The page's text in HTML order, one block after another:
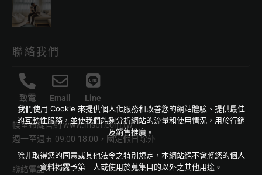
聯絡我們
致電 Email Line
幔室布緹官網www.msbt.com.tw
週一至週五 09:00-18:00，國定假日除外
聯絡電話
我們使用 Cookie 來提供個人化服務和改善您的網站體驗、提供最佳
的互動性服務，並使我們能夠分析網站的流量和使用情況，用於行銷
及銷售推廣。
除非取得您的同意或其他法令之特別規定，本網站絕不會將您的個人
資料揭露予第三人或使用於蒐集目的以外之其他用途。